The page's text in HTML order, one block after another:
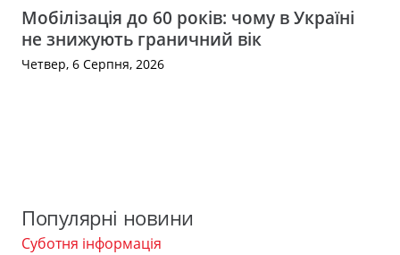
Мобілізація до 60 років: чому в Україні
не знижують граничний вік
Четвер, 6 Серпня, 2026
Популярні новини
Суботня інформація